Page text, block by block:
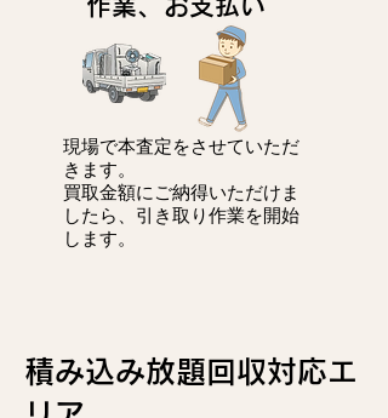
作業、お支払い
現場で本査定をさせていただ
きます。
買取金額にご納得いただけま
したら、引き取り作業を開始
します。
​積み込み放題回収対応エ